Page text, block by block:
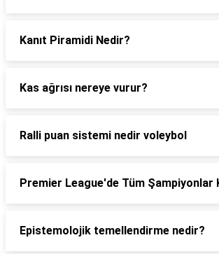
Kanıt Piramidi Nedir?
Kas ağrısı nereye vurur?
Ralli puan sistemi nedir voleybol
Premier League'de Tüm Şampiyonlar
Epistemolojik temellendirme nedir?